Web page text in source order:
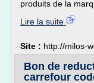
produits de la
Lire la suite
Site : http://milos-
Bon de
carrefour